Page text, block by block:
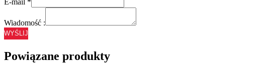
Wiadomość :
WYŚLIJ
Powiązane produkty